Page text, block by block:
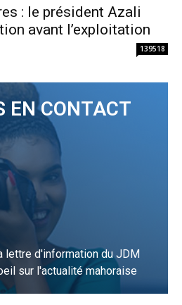
: le président Azali
avant l’exploitation
139518
EN CONTACT
lettre d'information du JDM
sur l'actualité mahoraise